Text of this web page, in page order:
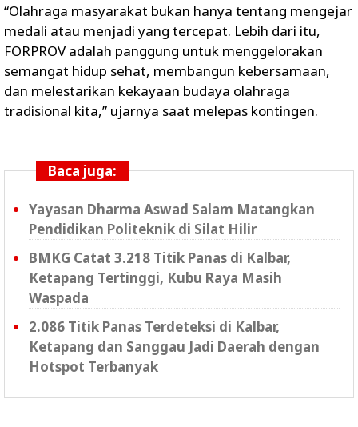
“Olahraga masyarakat bukan hanya tentang mengejar
medali atau menjadi yang tercepat. Lebih dari itu,
FORPROV adalah panggung untuk menggelorakan
semangat hidup sehat, membangun kebersamaan,
dan melestarikan kekayaan budaya olahraga
tradisional kita,” ujarnya saat melepas kontingen.
Baca juga:
Yayasan Dharma Aswad Salam Matangkan
Pendidikan Politeknik di Silat Hilir
BMKG Catat 3.218 Titik Panas di Kalbar,
Ketapang Tertinggi, Kubu Raya Masih
Waspada
2.086 Titik Panas Terdeteksi di Kalbar,
Ketapang dan Sanggau Jadi Daerah dengan
Hotspot Terbanyak